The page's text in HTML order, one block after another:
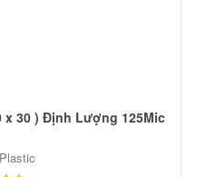
x 30 ) Định Lượng 125Mic